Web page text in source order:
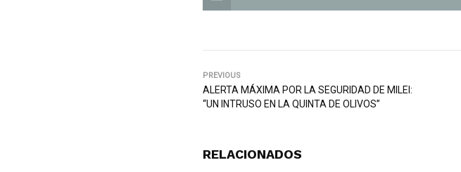
PREVIOUS
ALERTA MÁXIMA POR LA SEGURIDAD DE MILEI:
“UN INTRUSO EN LA QUINTA DE OLIVOS”
RELACIONADOS